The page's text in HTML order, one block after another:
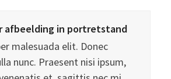
afbeelding in portretstand
malesuada elit. Donec
nunc. Praesent nisi ipsum,